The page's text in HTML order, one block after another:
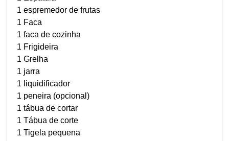
1 espremedor de frutas
1 Faca
1 faca de cozinha
1 Frigideira
1 Grelha
1 jarra
1 liquidificador
1 peneira (opcional)
1 tábua de cortar
1 Tábua de corte
1 Tigela pequena